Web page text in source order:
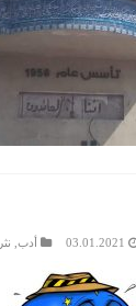
03.01.2021 أدب نثر